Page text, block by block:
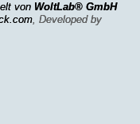
von WoltLab® GmbH
, Developed by